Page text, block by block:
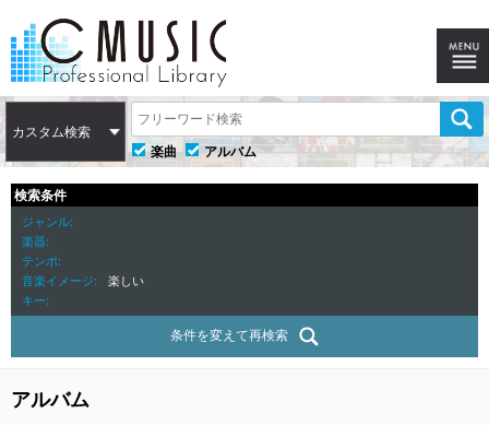
カスタム検索
楽曲
アルバム
検索条件
ジャンル
楽器
テンポ
音楽イメージ
楽しい
キー
条件を変えて再検索
アルバム